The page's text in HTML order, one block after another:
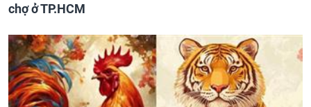
chợ ở TP.HCM